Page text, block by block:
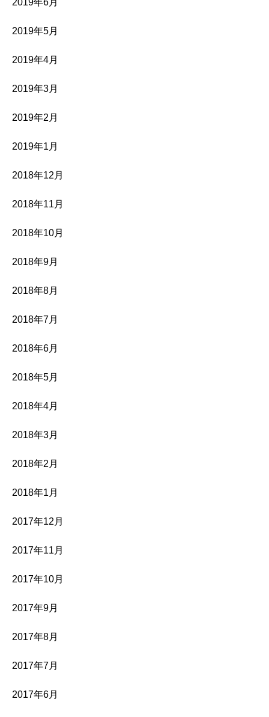
2019年5月
2019年4月
2019年3月
2019年2月
2019年1月
2018年12月
2018年11月
2018年10月
2018年9月
2018年8月
2018年7月
2018年6月
2018年5月
2018年4月
2018年3月
2018年2月
2018年1月
2017年12月
2017年11月
2017年10月
2017年9月
2017年8月
2017年7月
2017年6月